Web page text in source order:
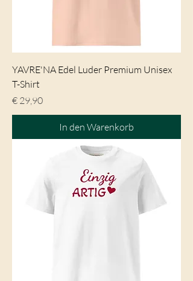
YAVRE'NA Edel Luder Premium Unisex
T-Shirt
Preis
€ 29,90
In den Warenkorb